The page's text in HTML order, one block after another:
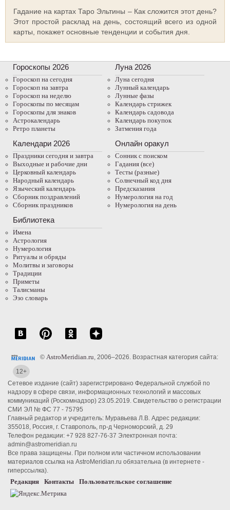
Гадание на картах Таро Эльтины – Как сложится этот день?
Этот простой расклад на день, состоящий всего из одной
карты, покажет основные тенденции и события дня.
Гороскопы 2026
Гороскоп на сегодня
Гороскоп на завтра
Гороскоп на неделю
Гороскопы по месяцам
Гороскопы для знаков
Астрокалендарь
Ретро планеты
Луна 2026
Луна сегодня
Лунный календарь
Лунные фазы
Календарь стрижек
Календарь садовода
Календарь покупок
Затмения года
Календари 2026
Праздники сегодня и завтра
Выходные и рабочие дни
Церковный календарь
Народный календарь
Языческий календарь
Сборник поздравлений
Сборник праздников
Онлайн оракул
Cонник с поиском
Гадания (все)
Тесты (разные)
Солнечный код дня
Предсказания
Нумерология на год
Нумерология на день
Библиотека
Имена
Астрология
Нумерология
Ритуалы и обряды
Молитвы и заговоры
Традиции
Приметы
Талисманы
Эзо словарь
© AstroMeridian.ru, 2006–2026. Возрастная категория сайта:
12+
Сетевое издание (сайт) зарегистрировано Федеральной службой по
надзору в сфере связи, информационных технологий и массовых
коммуникаций (Роскомнадзор) 23.05.2019. Свидетельство о регистрации
СМИ ЭЛ № ФС 77 - 75795
Главный редактор и учредитель: Муравьева Л.В. Адрес редакции:
355018, Россия, г. Ставрополь, пр-д Черноморский, д. 29
Телефон редакции: +7 928 827-76-37 Электронная почта:
admin@astromeridian.ru
Все права защищены. При полном или частичном использовании
материалов ссылка на AstroMeridian.ru обязательна (в интернете -
гиперссылка).
Редакция Контакты Пользовательское соглашение